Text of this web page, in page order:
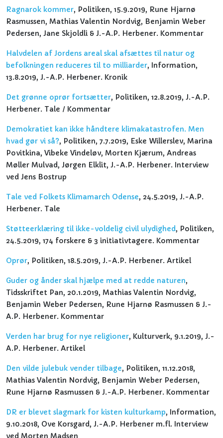
Ragnarok kommer, Politiken, 15.9.2019, Rune Hjarnø
Rasmussen, Mathias Valentin Nordvig, Benjamin Weber
Pedersen, Jane Skjoldli & J.-A.P. Herbener. Kommentar
Halvdelen af Jordens areal skal afsættes til natur og
befolkningen reduceres til to milliarder, Information,
13.8.2019, J.-A.P. Herbener. Kronik
Det grønne oprør fortsætter, Politiken, 12.8.2019, J.-A.P.
Herbener. Tale / Kommentar
Demokratiet kan ikke håndtere klimakatastrofen. Men
hvad gør vi så?, Politiken, 7.7.2019, Eske Willerslev, Marina
Povitkina, Vibeke Vindeløv, Morten Kjærum, Andreas
Møller Mulvad, Jørgen Elklit, J.-A.P. Herbener. Interview
ved Jens Bostrup
Tale ved Folkets Klimamarch Odense, 24.5.2019, J.-A.P.
Herbener. Tale
Støtteerklæring til ikke-voldelig civil ulydighed, Politiken,
24.5.2019, 174 forskere & 3 initiativtagere. Kommentar
Oprør, Politiken, 18.5.2019, J.-A.P. Herbener. Artikel
Guder og ånder skal hjælpe med at redde naturen,
Tidsskriftet Pan, 20.1.2019, Mathias Valentin Nordvig,
Benjamin Weber Pedersen, Rune Hjarnø Rasmussen & J.-
A.P. Herbener. Kommentar
Verden har brug for nye religioner, Kulturverk, 9.1.2019, J.-
A.P. Herbener. Artikel
Den vilde julebuk vender tilbage, Politiken, 11.12.2018,
Mathias Valentin Nordvig, Benjamin Weber Pedersen,
Rune Hjarnø Rasmussen & J.-A.P. Herbener. Kommentar
DR er blevet slagmark for kisten kulturkamp, Information,
9.10.2018, Ove Korsgard, J.-A.P. Herbener m.fl. Interview
ved Morten Madsen